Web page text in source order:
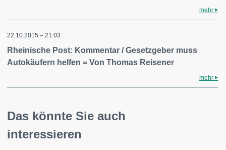
mehr
22.10.2015 – 21:03
Rheinische Post: Kommentar / Gesetzgeber muss
Autokäufern helfen = Von Thomas Reisener
mehr
Das könnte Sie auch
interessieren